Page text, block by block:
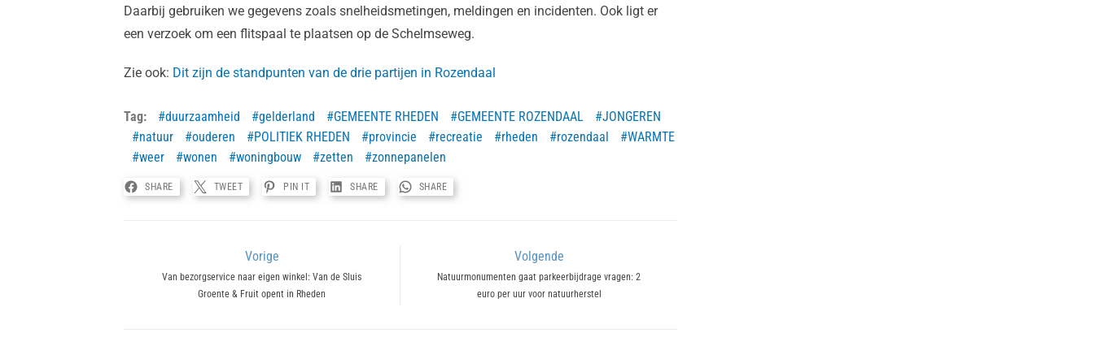
Daarbij gebruiken we gegevens zoals snelheidsmetingen, meldingen en incidenten. Ook ligt er
een verzoek om een flitspaal te plaatsen op de Schelmseweg.
Zie ook: Dit zijn de standpunten van de drie partijen in Rozendaal
Tag: duurzaamheid gelderland GEMEENTE RHEDEN GEMEENTE ROZENDAAL
JONGEREN
natuur
ouderen POLITIEK RHEDEN provincie recreatie rheden rozendaal
WARMTE
weer
wonen woningbouw zetten zonnepanelen
SHARE TWEET PIN IT SHARE SHARE
navigatie
Vorige
Previous
Van bezorgservice naar eigen winkel: Van de Sluis
Groente & Fruit opent in Rheden
Volgende
Next
Natuurmonumenten gaat parkeerbijdrage vragen: 2
euro per uur voor natuurherstel